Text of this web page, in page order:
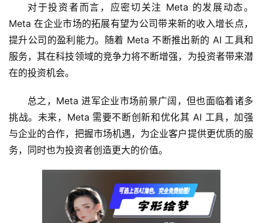
对于投资者而言，应密切关注 Meta 的发展动态。
Meta 在企业市场的拓展有望为公司带来新的收入增长点，
提升公司的盈利能力。随着 Meta 不断推出新的 AI 工具和
服务，其在科技领域的竞争力将不断增强，为投资者带来潜
在的投资机会。
总之，Meta 进军企业市场前景广阔，但也面临着诸多
挑战。未来，Meta 需要不断创新和优化其 AI 工具，加强
与企业的合作，把握市场机遇，为企业客户提供更优质的服
务，同时也为投资者创造更大的价值。